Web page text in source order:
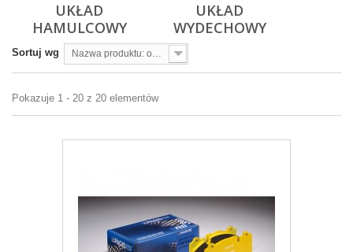
UKŁAD
HAMULCOWY
UKŁAD
WYDECHOWY
Sortuj wg Nazwa produktu: od A do Z
Pokazuje 1 - 20 z 20 elementów